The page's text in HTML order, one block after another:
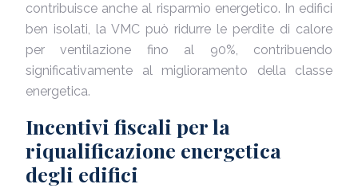
contribuisce anche al risparmio energetico. In edifici
ben isolati, la VMC può ridurre le perdite di calore
per ventilazione fino al 90%, contribuendo
significativamente al miglioramento della classe
energetica.
Incentivi fiscali per la
riqualificazione energetica
degli edifici